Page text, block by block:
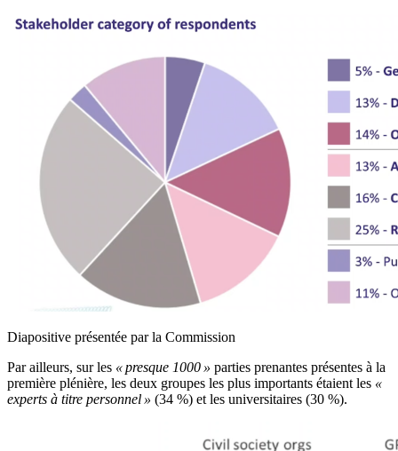
Diapositive présentée par la Commission
Par ailleurs, sur les « presque 1000 » parties prenantes présentes à la
première plénière, les deux groupes les plus importants étaient les «
experts à titre personnel » (34 %) et les universitaires (30 %).